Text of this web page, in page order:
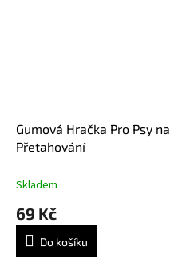
Gumová Hračka Pro Psy na
Přetahování
Skladem
69 Kč
Do košíku